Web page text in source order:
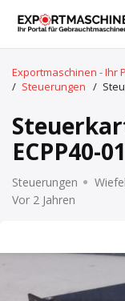
Exportmaschinen - Ihr
/ Steuerungen /
ECPP40-01
Steuerungen
Vor 2 Jahren